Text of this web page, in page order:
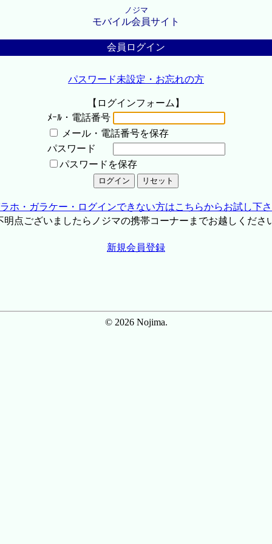
ノジマ
モバイル会員サイト
会員ログイン
パスワード未設定・お忘れの方
【ログインフォーム】
ﾒｰﾙ・電話番号
メール・電話番号を保存
パスワード
パスワードを保存
ホ・ガラケー・ログインできない方はこちらからお試し下
点ございましたらノジマの携帯コーナーまでお越しくださ
新規会員登録
© 2026 Nojima.